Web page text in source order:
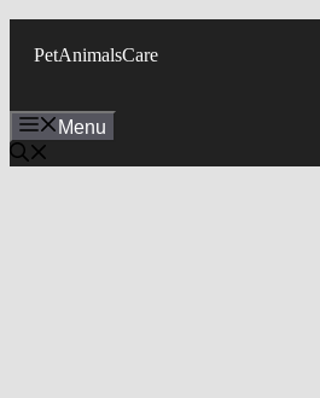
PetAnimalsCare
Menu